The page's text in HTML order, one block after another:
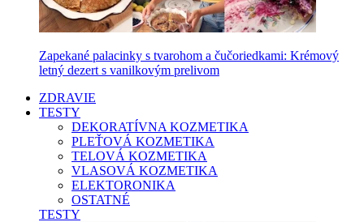
Zapekané palacinky s tvarohom a čučoriedkami: Krémový
letný dezert s vanilkovým prelivom
ZDRAVIE
TESTY
DEKORATÍVNA KOZMETIKA
PLEŤOVÁ KOZMETIKA
TELOVÁ KOZMETIKA
VLASOVÁ KOZMETIKA
ELEKTORONIKA
OSTATNÉ
TESTY